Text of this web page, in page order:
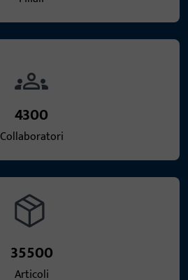
4300
Collaboratori
35500
Articoli